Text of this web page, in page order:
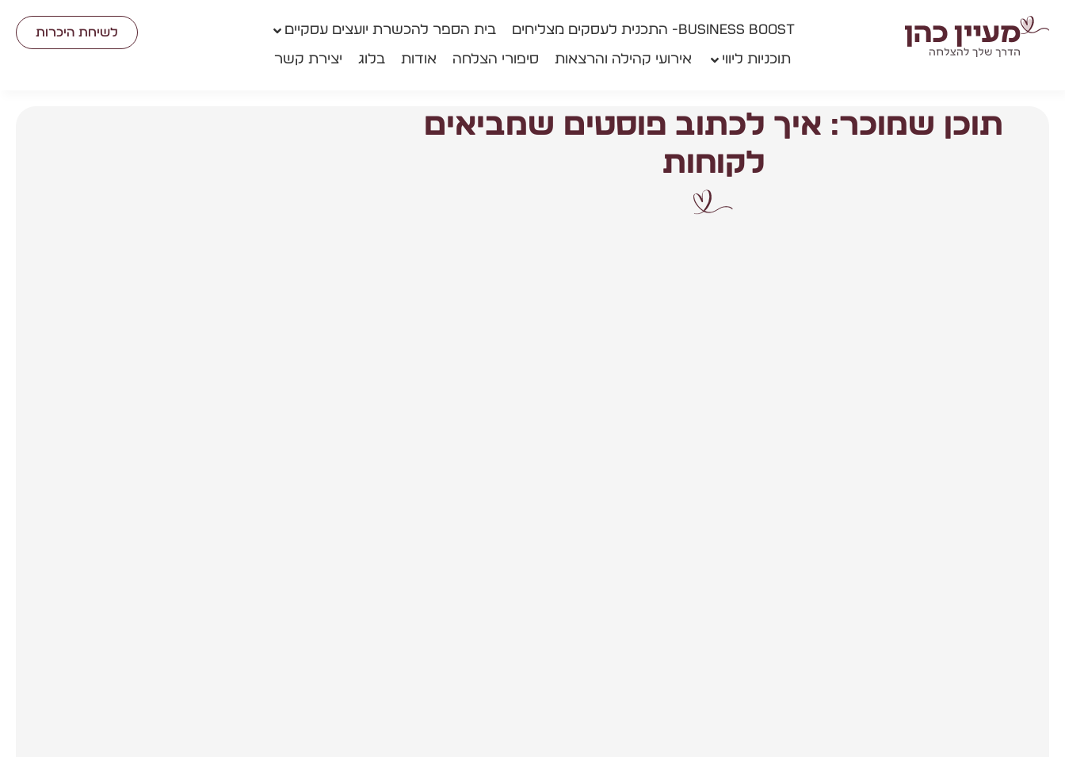
BUSINESS BOOST- התכנית לעסקים מצליחים בית הספר להכשרת יועצים עסקיים
תוכניות ליווי אירועי קהילה והרצאות סיפורי הצלחה אודות בלוג יצירת קשר
לשיחת היכרות
תוכן שמוכר: איך לכתוב פוסטים שמביאים
לקוחות